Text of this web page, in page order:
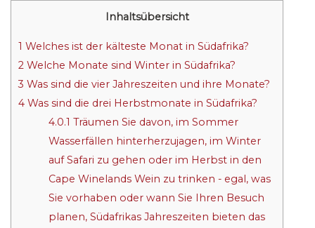
Inhaltsübersicht
1 Welches ist der kälteste Monat in Südafrika?
2 Welche Monate sind Winter in Südafrika?
3 Was sind die vier Jahreszeiten und ihre Monate?
4 Was sind die drei Herbstmonate in Südafrika?
4.0.1 Träumen Sie davon, im Sommer
Wasserfällen hinterherzujagen, im Winter
auf Safari zu gehen oder im Herbst in den
Cape Winelands Wein zu trinken - egal, was
Sie vorhaben oder wann Sie Ihren Besuch
planen, Südafrikas Jahreszeiten bieten das